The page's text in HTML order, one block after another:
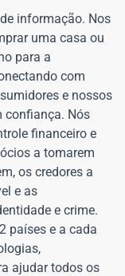
informação. Nos
uma casa ou
para a
com
e nossos
confiança. Nós
financeiro e
a tomarem
os credores a
e as
e crime.
países e a cada
ajudar todos os